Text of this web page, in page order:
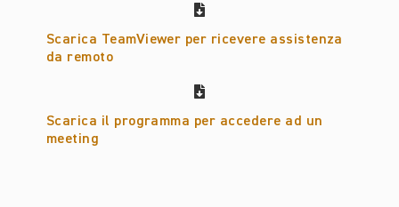
Scarica TeamViewer per ricevere assistenza
da remoto
Scarica il programma per accedere ad un
meeting